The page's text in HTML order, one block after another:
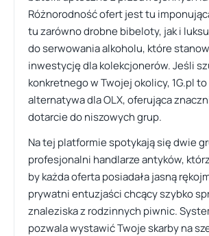
Różnorodność ofert jest tu
tu zarówno drobne bibeloty, jak i
do serwowania alkoholu, które
inwestycję dla kolekcjonerów. Jeśli
konkretnego w Twojej okolicy, 1G.pl
alternatywa dla OLX, oferująca
dotarcie do niszowych grup.
Na tej platformie spotykają się dwie
profesjonalni handlarze antyków,
by każda oferta posiadała jasną
prywatni entuzjaści chcący szybko
znaleziska z rodzinnych piwnic.
pozwala wystawić Twoje skarby na